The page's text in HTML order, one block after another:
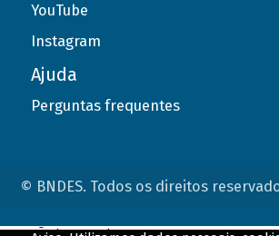
YouTube
Instagram
Ajuda
Perguntas frequentes
© BNDES. Todos os direitos